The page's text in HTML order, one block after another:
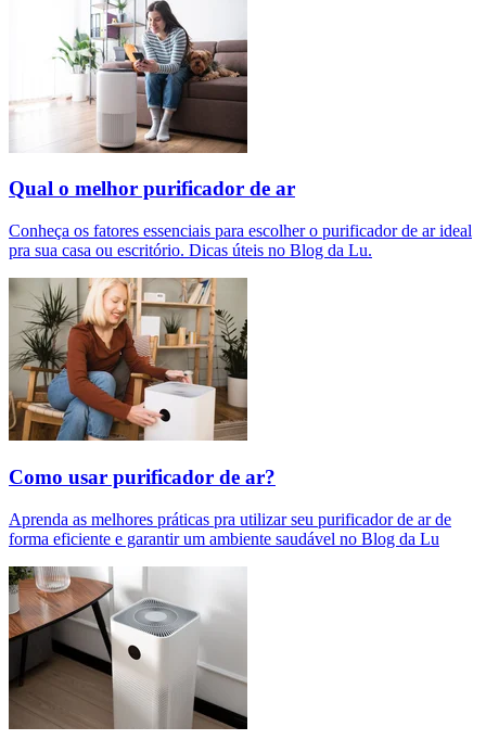
Qual o melhor purificador de ar​
Conheça os fatores essenciais para escolher o purificador de ar ideal
pra sua casa ou escritório. Dicas úteis no Blog da Lu.
Como usar purificador de ar?
Aprenda as melhores práticas pra utilizar seu purificador de ar de
forma eficiente e garantir um ambiente saudável no Blog da Lu